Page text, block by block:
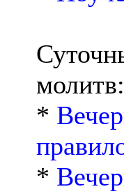
молитв:
*
*